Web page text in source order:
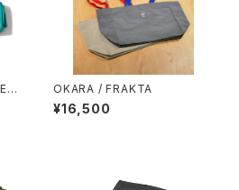
OKARA / FRAKTA
¥16,500